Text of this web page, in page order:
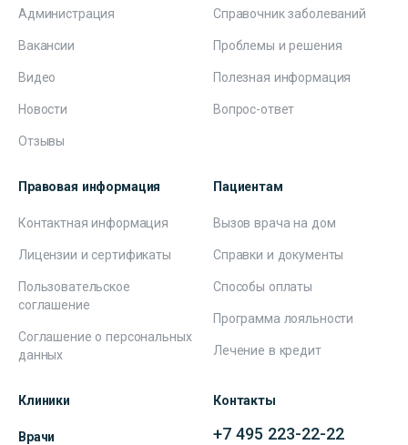
Администрация
Вакансии
Видео
Новости
Отзывы
Справочник заболеваний
Проблемы и решения
Полезная информация
Вопрос-ответ
Правовая информация
Контактная информация
Лицензии и сертификаты
Пользовательское
соглашение
Соглашение о персональных
данных
Пациентам
Вызов врача на дом
Справки и документы
Способы оплаты
Программа лояльности
Лечение в кредит
Клиники
Врачи
Контакты
+7 495 223-22-22